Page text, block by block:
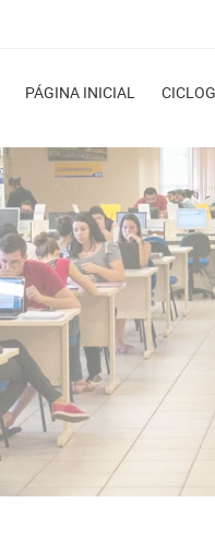
PÁGINA INICIAL CICLOG